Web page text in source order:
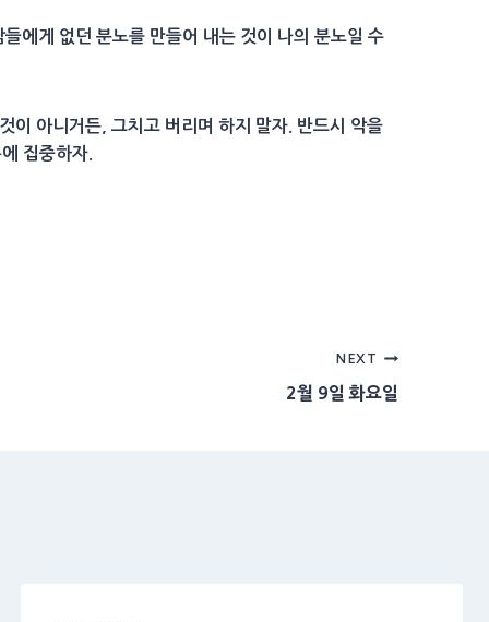
에게 없던 분노를 만들어 내는 것이 나의 분노일 수
이 아니거든, 그치고 버리며 하지 말자. 반드시 악을
집중하자.
NEXT
2월 9일 화요일